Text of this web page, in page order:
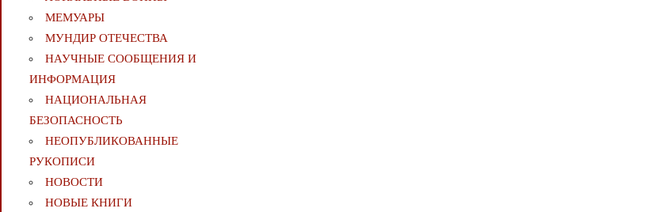
МЕМУАРЫ
МУНДИР ОТЕЧЕСТВА
НАУЧНЫЕ СООБЩЕНИЯ И
ИНФОРМАЦИЯ
НАЦИОНАЛЬНАЯ
БЕЗОПАСНОСТЬ
НЕОПУБЛИКОВАННЫЕ
РУКОПИСИ
НОВОСТИ
НОВЫЕ КНИГИ